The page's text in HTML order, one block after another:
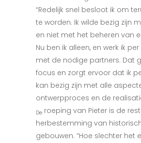
“Redelijk snel besloot ik om
te worden. Ik wilde bezig zijn
en niet met het beheren van
Nu ben ik alleen, en werk ik
met de nodige partners. Dat
focus en zorgt ervoor dat ik
kan bezig zijn met alle
ontwerpproces en de
De roeping van Pieter is de
herbestemming van
gebouwen. “Hoe slechter het